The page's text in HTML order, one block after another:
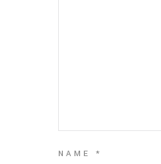
NAME *